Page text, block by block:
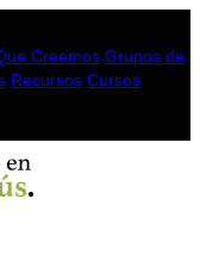
Creemos Grupos de
Recursos Cursos